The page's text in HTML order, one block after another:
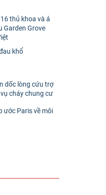
thủ khoa và á
Garden Grove
khổ
dốc lòng cứu trợ
cháy chung cư
ước Paris về môi